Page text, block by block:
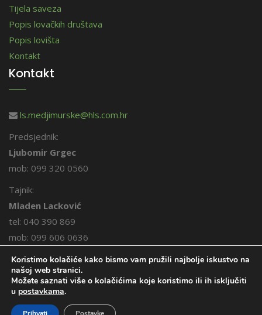
Tijela saveza
Popis lovačkih društava
Popis lovišta
Kontakt
Kontakt
ls.medjimurske@hls.com.hr
Predsjednik:
Ljubomir Grgec
mob: 099 320 0560
Tajnik:
Mladen Lacković
tel: 040 390 869
mob: 099 606 0636
© 2026. Međimurski lovci. Sva prava pridržana.
Koristimo kolačiće kako bismo vam pružili najbolje iskustvo na
našoj web stranici.
Možete saznati više o kolačićima koje koristimo ili ih isključiti
u postavkama.